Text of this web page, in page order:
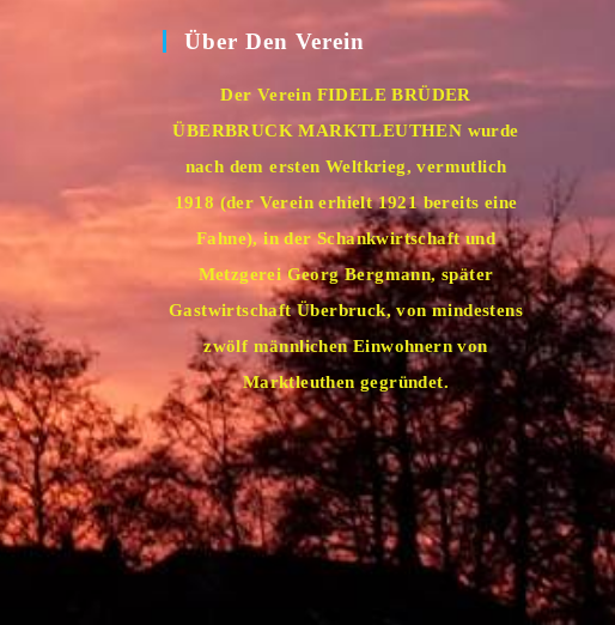
Über Den Verein
Der Verein FIDELE BRÜDER
ÜBERBRUCK MARKTLEUTHEN wurde
nach dem ersten Weltkrieg, vermutlich
1918 (der Verein erhielt 1921 bereits eine
Fahne), in der Schankwirtschaft und
Metzgerei Georg Bergmann, später
Gastwirtschaft Überbruck, von mindestens
zwölf männlichen Einwohnern von
Marktleuthen gegründet.